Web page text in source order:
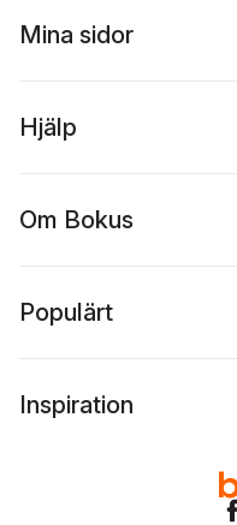
Mina sidor
Hjälp
Om Bokus
Populärt
Inspiration